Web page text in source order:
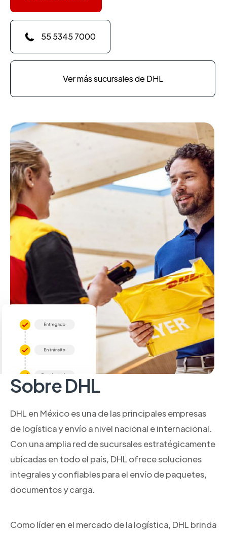
55 5345 7000
Ver más sucursales de DHL
Sobre DHL
DHL en México es una de las principales empresas
de logística y envío a nivel nacional e internacional.
Con una amplia red de sucursales estratégicamente
ubicadas en todo el país, DHL ofrece soluciones
integrales y confiables para el envío de paquetes,
documentos y carga.
Como líder en el mercado de la logística, DHL brinda